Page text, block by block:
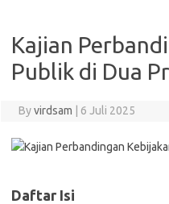
Kajian
Publik di Dua
Byvirdsam 6 Juli 2025
Daftar Isi